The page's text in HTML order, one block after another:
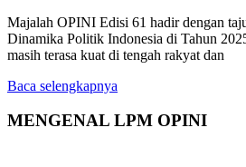
Majalah OPINI Edisi 61 hadir dengan
Dinamika Politik Indonesia di Tahun
masih terasa kuat di tengah rakyat dan
Baca selengkapnya
MENGENAL LPM OPINI